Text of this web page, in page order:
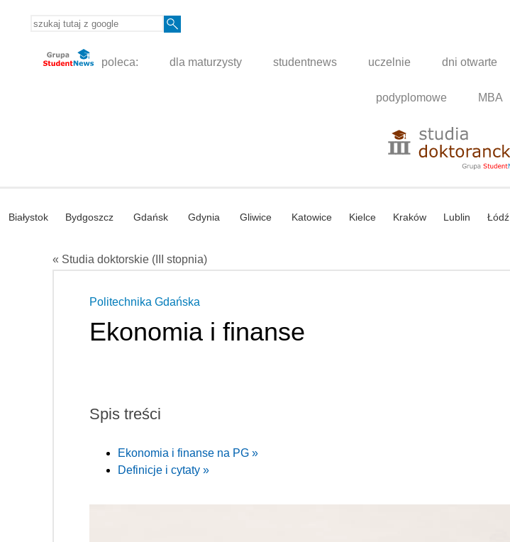
poleca: dla maturzysty studentnews uczelnie dni otwarte
podyplomowe MBA
Białystok Bydgoszcz Gdańsk Gdynia Gliwice Katowice Kielce Kraków Lublin Łódź
« Studia doktorskie (III stopnia)
Politechnika Gdańska
Ekonomia i finanse
Spis treści
Ekonomia i finanse na PG »
Definicje i cytaty »